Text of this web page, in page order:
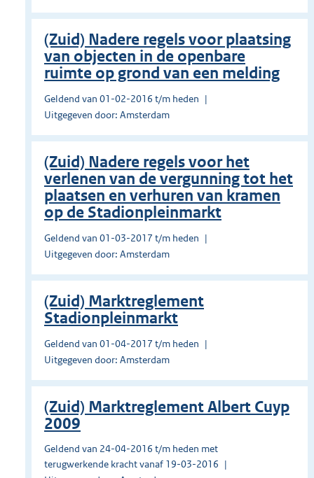
(Zuid) Nadere regels voor plaatsing
van objecten in de openbare
ruimte op grond van een melding
Geldend van 01-02-2016 t/m heden
Uitgegeven door: Amsterdam
(Zuid) Nadere regels voor het
verlenen van de vergunning tot het
plaatsen en verhuren van kramen
op de Stadionpleinmarkt
Geldend van 01-03-2017 t/m heden
Uitgegeven door: Amsterdam
(Zuid) Marktreglement
Stadionpleinmarkt
Geldend van 01-04-2017 t/m heden
Uitgegeven door: Amsterdam
(Zuid) Marktreglement Albert Cuyp
2009
Geldend van 24-04-2016 t/m heden met
terugwerkende kracht vanaf 19-03-2016